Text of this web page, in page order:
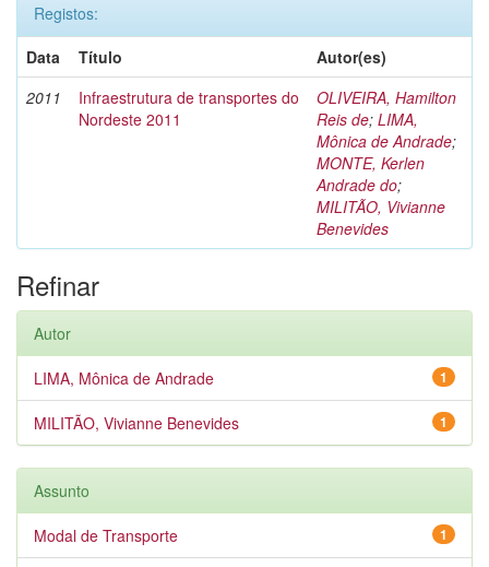
Registos:
Data
Título
Autor(es)
2011
Infraestrutura de transportes do
Nordeste 2011
OLIVEIRA, Hamilton
Reis de; LIMA,
Mônica de Andrade;
MONTE, Kerlen
Andrade do;
MILITÃO, Vivianne
Benevides
Refinar
Autor
1
LIMA, Mônica de Andrade
1
MILITÃO, Vivianne Benevides
Assunto
1
Modal de Transporte